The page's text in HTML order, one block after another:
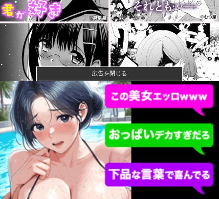
【画像】閉店間際の回転ずし、ネタの量がバグってる
と話題にｗｗ...
【画像】ハンターハンターさん、ガチで最強の新能力
を登場させて...
女性「レイプされました」検事「嘘では？」女性「傷
ついたので訴...
【速報】ひろゆき、離婚へｗｗｗ
【速報】靖国神社、軍服コスプレでの参拝を禁止へ他
広告を閉じる